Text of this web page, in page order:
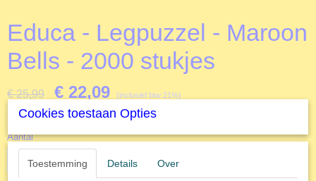
Educa - Legpuzzel - Maroon
Bells - 2000 stukjes
€ 25,99 € 22,09 (inclusief btw 21%)
Op voorraad
Aantal
Cookies toestaan Opties
Toestemming Details Over